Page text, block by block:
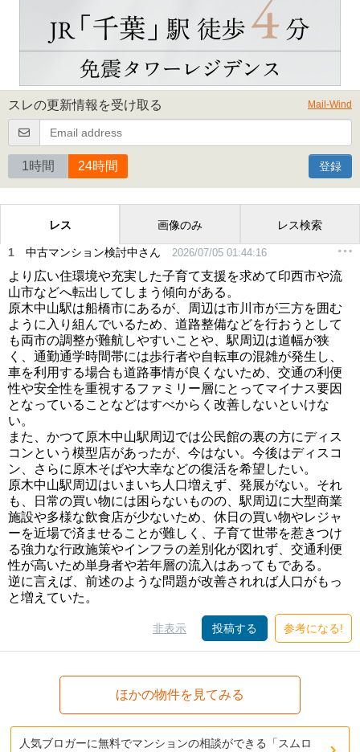
スレの更新情報を受け取る Mail-Wind
1時間 24時間 登録
レス 画像のみ レス検索
1 中古マンション検討中さん 2026/07/05 01:44:16
より広い住環境や充実した子育て支援を求めて印西市や流
山市などへ転出してしまう傾向がある。
原木中山駅は船橋市にあるが、周辺は市川市が三方を囲む
ように入り組んでいるため、道路整備などを行おうとして
も両市の調整が難航しやすいことや、駅周辺は道幅が狭
く、通勤通学時間帯には歩行者や自転車の混雑が発生し、
車を利用する場合も道路事情が良くないため、交通の利便
性や安全性を重視するファミリー層にとってマイナス要因
となっていることなどはすべからく改善しないといけな
い。
また、かつて原木中山駅周辺では公民館の裏の方にディス
コンという模型店があったが、今はない。今後はディスコ
ン、さらに原木そばや大幸などの復活を希望したい。
原木中山駅周辺はいまいち人口増えず、発展がない。それ
も、日常の買い物には困らないものの、駅周辺に大型商業
施設や多様な飲食店が少ないため、休日の買い物やレジャ
ーを近場で済ませることが難しく、子育て世帯を惹きつけ
る強力な行政施策やインフラの差別化が図れず、交通利便
性が高いため単身者や若年層の流入はあってもである。
逆に言えば、前述のような問題が改善されれば人口がもっ
と増えていた。
非表示 投稿する 参考になる!
ほかの物件を見てみる
人気ブロガーに無料でマンションの相談ができる「スムロ